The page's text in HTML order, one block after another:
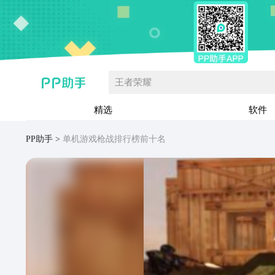
王者荣耀
精选 软件
PP助手 单机游戏枪战排行榜前十名